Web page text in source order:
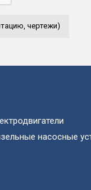
чертежи)
насосные